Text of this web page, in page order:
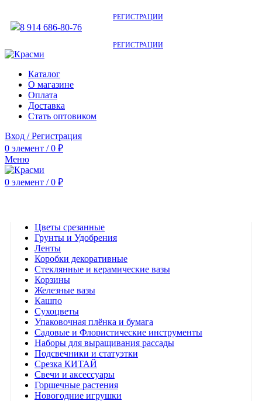
РЕГИСТРАЦИИ
8 914 686-80-76
РЕГИСТРАЦИИ
Каталог
О магазине
Оплата
Доставка
Стать оптовиком
Вход / Регистрация
0 элемент / 0 ₽
Меню
0 элемент / 0 ₽
Цветы срезанные
Грунты и Удобрения
Ленты
Коробки декоративные
Стеклянные и керамические вазы
Корзины
Железные вазы
Кашпо
Сухоцветы
Упаковочная плёнка и бумага
Садовые и Флористические инструменты
Наборы для выращивания рассады
Подсвечники и статуэтки
Срезка КИТАЙ
Свечи и аксессуары
Горшечные растения
Новогодние игрушки